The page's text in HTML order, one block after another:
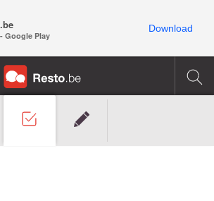
Google Play
Download